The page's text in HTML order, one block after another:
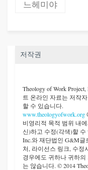
느헤미야
저작권
Theology of Work Project,
트 온라인 자료는 저작
할 수 있습니다.
www.theologyofwork.org
비영리적 목적 범위 내
신)하고 수정(각색)할 수
Inc.와 재단법인 G&M글
처, 라이선스 링크, 수정
경우에도 귀하나 귀하
는 않습니다. © 2014